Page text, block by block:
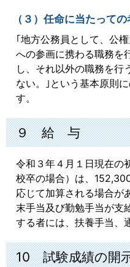
（３）任命に当たって
｢地方公務員として、公
への参画に携わる職務を
し、それ以外の職務を行
ない。｣という基本原則
す。
９ 給 与
令和３年４月１日現在の
校卒の場合）は、
応じて加算される場合が
末手当及び勤勉手当が支
する者には、扶養手当、
10 試験成績の開